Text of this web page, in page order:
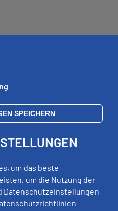
- 18:00 Uhr
SPEICHERN
um das beste
um die Nutzung der
Datenschutzeinstellungen